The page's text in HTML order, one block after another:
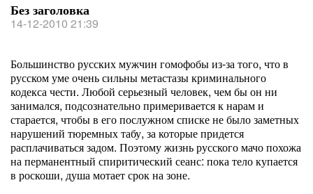
Без заголовка
14-12-2010 21:39
Большинство русских мужчин гомофобы из-за того, что в
русском уме очень сильны метастазы криминального
кодекса чести. Любой серьезный человек, чем бы он ни
занимался, подсознательно примеривается к нарам и
старается, чтобы в его послужном списке не было заметных
нарушений тюремных табу, за которые придется
расплачиваться задом. Поэтому жизнь русского мачо похожа
на перманентный спиритический сеанс: пока тело купается
в роскоши, душа мотает срок на зоне.